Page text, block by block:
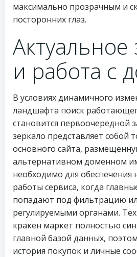
максимально прозрачным и
посторонних глаз.
Актуальное
и работа с
В условиях динамичного
ландшафта поиск
становится первоочередной
зеркало представляет собой
основного сайта,
альтернативном доменном
необходимо для обеспечения
работы сервиса, когда
попадают под фильтрацию
регулируемыми органами.
кракен маркет полностью
главной базой данных,
история покупок и личные